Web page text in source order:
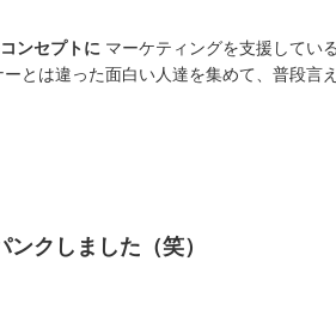
ンセプトに マーケティングを支援してい
とは違った面白い人達を集めて、普段言
クしました（笑）